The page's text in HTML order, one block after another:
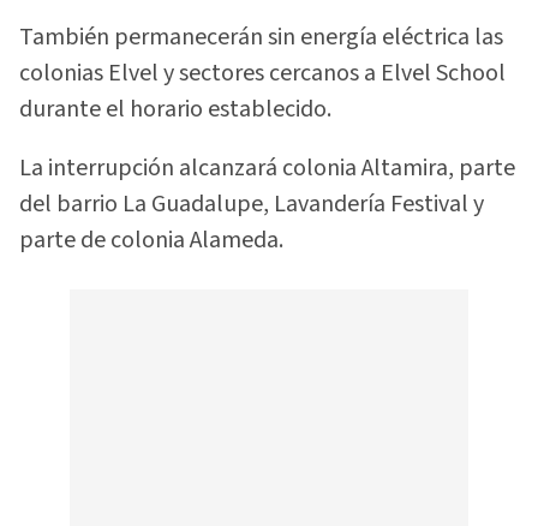
También permanecerán sin energía eléctrica las
colonias Elvel y sectores cercanos a Elvel School
durante el horario establecido.
La interrupción alcanzará colonia Altamira, parte
del barrio La Guadalupe, Lavandería Festival y
parte de colonia Alameda.